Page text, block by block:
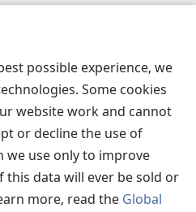
possible experience, we
Some cookies
website work and cannot
or decline the use of
we use only to improve
this data will ever be sold or
more, read the Global